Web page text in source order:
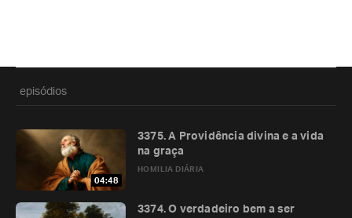
episódios
04:48
HOMILIA DIÁRIA
3375. A Providência divina e a vida
na graça
3374. O verdadeiro bem a ser